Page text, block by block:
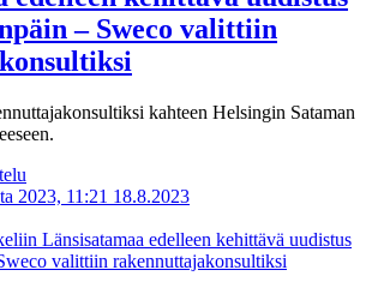
– Sweco valittiin
kahteen Helsingin Sataman
2023, 11:21 18.8.2023
Länsisatamaa edelleen kehittävä uudistus
valittiin rakennuttajakonsultiksi